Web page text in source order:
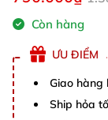
Còn hàng
ƯU ĐIỂM
Giao hàng
Ship hỏa